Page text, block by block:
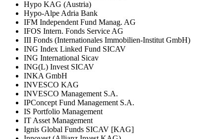
Hypo KAG (Austria)
Hypo-Alpe Adria Bank
IFM Independent Fund Manag. AG
IFOS Intern. Fonds Service AG
III Fonds (Internationales Immobilien-Institut GmbH)
ING Index Linked Fund SICAV
ING International Sicav
ING(L) Invest SICAV
INKA GmbH
INVESCO KAG
INVESCO Management S.A.
IPConcept Fund Management S.A.
IS Portfolio Management
IT Asset Management
Ignis Global Funds SICAV [KAG]